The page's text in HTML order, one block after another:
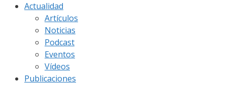
Actualidad
Artículos
Noticias
Podcast
Eventos
Vídeos
Publicaciones